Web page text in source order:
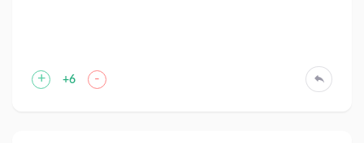
+ +6 -